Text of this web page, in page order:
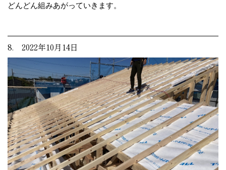
どんどん組みあがっていきます。
8. 2022年10月14日